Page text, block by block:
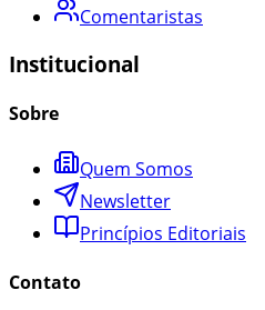
Comentaristas
Institucional
Sobre
Quem Somos
Newsletter
Princípios Editoriais
Contato